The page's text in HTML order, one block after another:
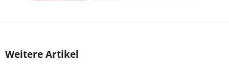
Weitere Artikel